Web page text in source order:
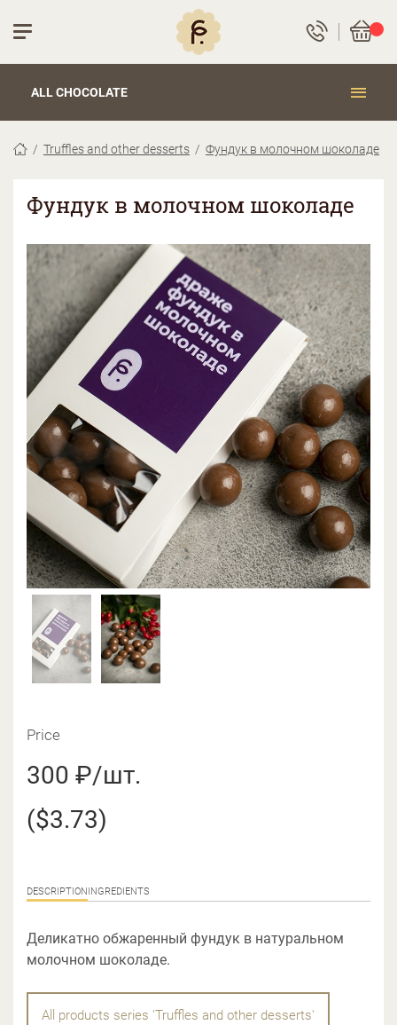
ALL CHOCOLATE
Truffles and other desserts Фундук в молочном шоколаде
Фундук в молочном шоколаде
Price
300 ₽/шт.
($3.73)
DESCRIPTION INGREDIENTS
Деликатно обжаренный фундук в натуральном
молочном шоколаде.
All products series 'Truffles and other desserts'